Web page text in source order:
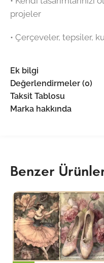
projeler
•⁠ ⁠Çerçeveler, tepsiler,
Ek bilgi
Değerlendirmeler (0)
Taksit Tablosu
Marka hakkında
Benzer